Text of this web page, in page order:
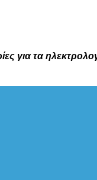
για τα